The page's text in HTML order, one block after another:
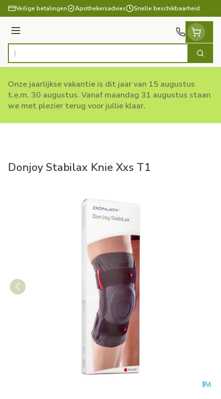
Ga naar de inhoud
Veilige betalingen Apothekersadvies Snelle beschikbaarheid
Menu
Product, merk, categorie... Zoek
Onze jaarlijkse vakantie is dit jaar van 15 augustus
t.e.m. 30 augustus. Vanaf maandag 31 augustus staan
we met plezier terug voor jullie klaar.
Donjoy Stabilax Knie Xxs T1